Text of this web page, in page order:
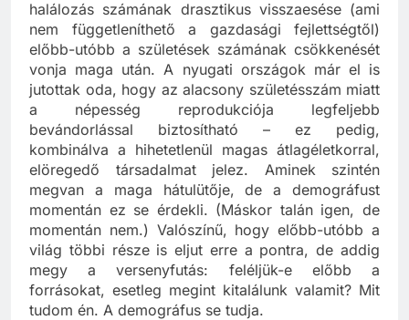
halálozás számának drasztikus visszaesése (ami
nem függetleníthető a gazdasági fejlettségtől)
előbb-utóbb a születések számának csökkenését
vonja maga után. A nyugati országok már el is
jutottak oda, hogy az alacsony születésszám miatt
a népesség reprodukciója legfeljebb
bevándorlással biztosítható – ez pedig,
kombinálva a hihetetlenül magas átlagéletkorral,
elöregedő társadalmat jelez. Aminek szintén
megvan a maga hátulütője, de a demográfust
momentán ez se érdekli. (Máskor talán igen, de
momentán nem.) Valószínű, hogy előbb-utóbb a
világ többi része is eljut erre a pontra, de addig
megy a versenyfutás: feléljük-e előbb a
forrásokat, esetleg megint kitalálunk valamit? Mit
tudom én. A demográfus se tudja.